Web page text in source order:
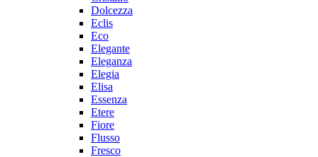
Dolcezza
Eclis
Eco
Elegante
Eleganza
Elegia
Elisa
Essenza
Etere
Fiore
Flusso
Fresco